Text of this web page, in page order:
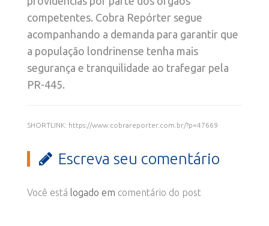
competentes. Cobra Repórter segue
acompanhando a demanda para garantir que
a população londrinense tenha mais
segurança e tranquilidade ao trafegar pela
PR-445.
SHORTLINK: https://www.cobrareporter.com.br/?p=47669
Escreva seu comentário
Você está logado em comentário do post